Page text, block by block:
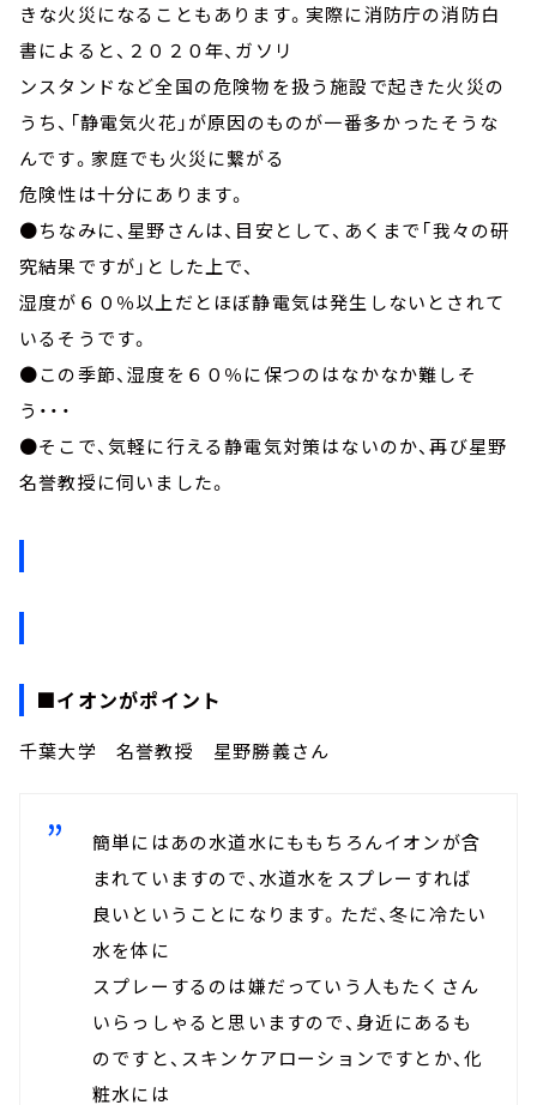
きな火災になることもあります。実際に消防庁の消防白
書によると、２０２０年、ガソリ
ンスタンドなど全国の危険物を扱う施設で起きた火災の
うち、「静電気火花」が原因のものが一番多かったそうな
んです。家庭でも火災に繋がる
危険性は十分にあります。
●ちなみに、星野さんは、目安として、あくまで「我々の研
究結果ですが」とした上で、
湿度が６０％以上だとほぼ静電気は発生しないとされて
いるそうです。
●この季節、湿度を６０％に保つのはなかなか難しそ
う・・・
●そこで、気軽に行える静電気対策はないのか、再び星野
名誉教授に伺いました。
■イオンがポイント
千葉大学 名誉教授 星野勝義さん
簡単にはあの水道水にももちろんイオンが含
まれていますので、水道水をスプレーすれば
良いということになります。ただ、冬に冷たい
水を体に
スプレーするのは嫌だっていう人もたくさん
いらっしゃると思いますので、身近にあるも
のですと、スキンケアローションですとか、化
粧水には